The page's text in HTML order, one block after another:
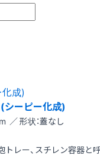
ーピー化成)
／ 形状：蓋なし
レー、スチレン容器と